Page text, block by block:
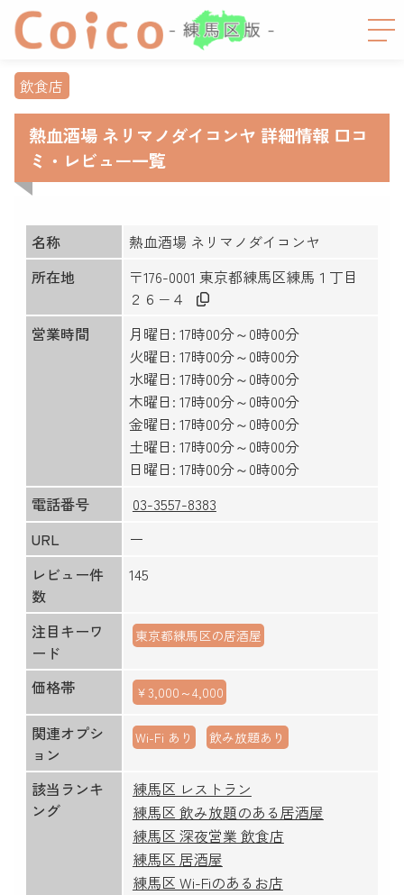
飲食店
熱血酒場 ネリマノダイコンヤ 詳細情報 口コ
ミ・レビュー一覧
名称
熱血酒場 ネリマノダイコンヤ
所在地
〒176-0001 東京都練馬区練馬１丁目
２６−４
営業時間
月曜日: 17時00分～0時00分
火曜日: 17時00分～0時00分
水曜日: 17時00分～0時00分
木曜日: 17時00分～0時00分
金曜日: 17時00分～0時00分
土曜日: 17時00分～0時00分
日曜日: 17時00分～0時00分
電話番号
03-3557-8383
URL
ー
レビュー件
数
145
注目キーワ
ード
東京都練馬区の居酒屋
価格帯 ￥3,000～4,000
関連オプシ
ョン
Wi-Fi あり 飲み放題あり
該当ランキ
ング
練馬区 レストラン
練馬区 飲み放題のある居酒屋
練馬区 深夜営業 飲食店
練馬区 居酒屋
練馬区 Wi-Fiのあるお店